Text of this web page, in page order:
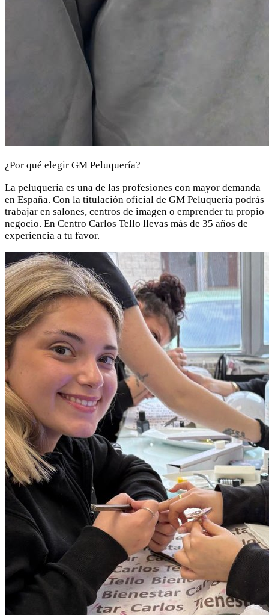
¿Por qué elegir GM Peluquería?
La peluquería es una de las profesiones con mayor demanda
en España. Con la titulación oficial de GM Peluquería podrás
trabajar en salones, centros de imagen o emprender tu propio
negocio. En Centro Carlos Tello llevas más de 35 años de
experiencia a tu favor.